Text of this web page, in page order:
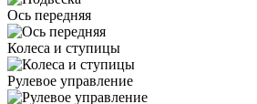
Ось передняя
Колеса и ступицы
Рулевое управление